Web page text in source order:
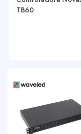
TB60